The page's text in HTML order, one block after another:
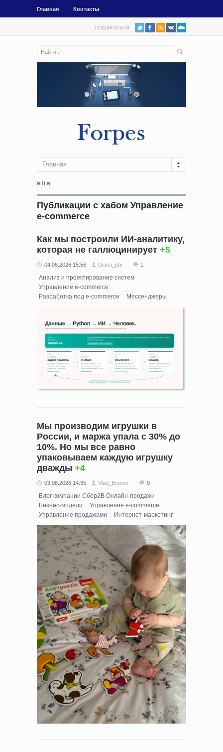
Главная Контакты
ПОДПИСАТЬСЯ:
Главная
Публикации с хабом Управление
e-commerce
Как мы построили ИИ‑аналитику,
которая не галлюцинирует +5
04.08.2026 15:56 Diana_pbi 1
Анализ и проектирование систем
Управление e-commerce
Разработка под e-commerce
Мессенджеры
Мы производим игрушки в
России, и маржа упала с 30% до
10%. Но мы все равно
упаковываем каждую игрушку
дважды +4
03.08.2026 14:35 Vlad_Eremin 0
Блог компании Cбер2B Онлайн-продажи
Бизнес-модели
Управление e-commerce
Управление продажами
Интернет-маркетинг